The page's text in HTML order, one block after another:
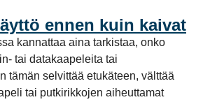
ennen kuin kaivat
kannattaa aina tarkistaa, onko
tai datakaapeleita tai
tämän selvittää etukäteen, välttää
tai putkirikkojen aiheuttamat